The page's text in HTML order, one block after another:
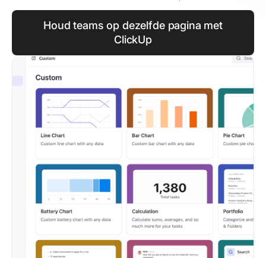
Houd teams op dezelfde pagina met
ClickUp